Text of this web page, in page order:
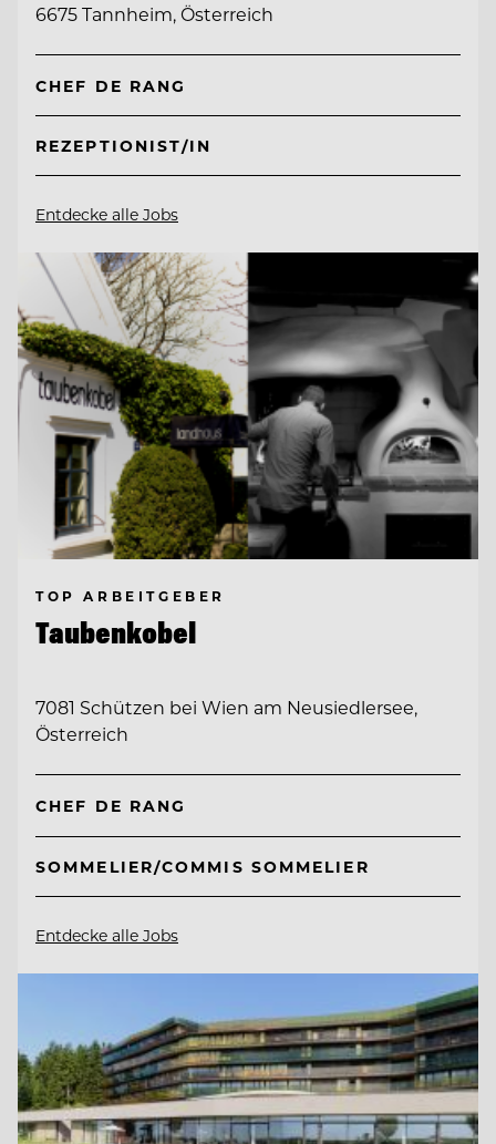
6675 Tannheim, Österreich
CHEF DE RANG
REZEPTIONIST/IN
Entdecke alle Jobs
TOP ARBEITGEBER
Taubenkobel
7081 Schützen bei Wien am Neusiedlersee,
Österreich
CHEF DE RANG
SOMMELIER/COMMIS SOMMELIER
Entdecke alle Jobs